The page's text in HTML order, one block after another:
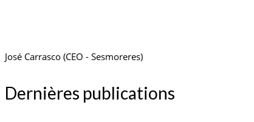
José Carrasco (CEO - Sesmoreres)
Dernières publications